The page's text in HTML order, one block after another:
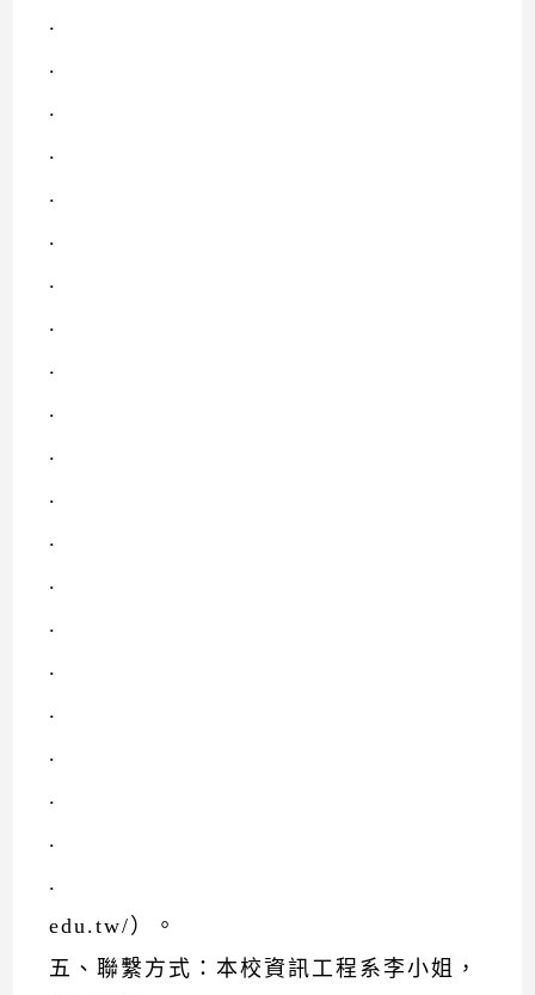
.
.
.
.
.
.
.
.
.
.
.
.
.
.
.
.
.
.
.
.
.
edu.tw/）。
五、聯繫方式：本校資訊工程系李小姐，